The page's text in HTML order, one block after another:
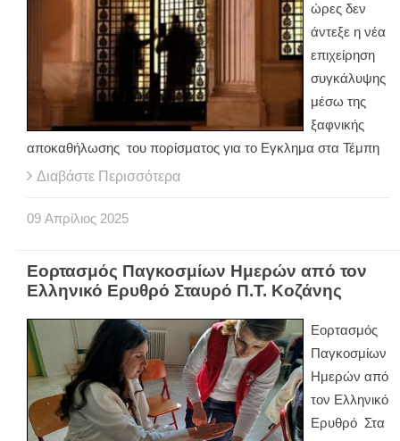
ώρες δεν
άντεξε η νέα
επιχείρηση
συγκάλυψης
μέσω της
ξαφνικής
αποκαθήλωσης του πορίσματος για το Εγκλημα στα Τέμπη
Διαβάστε Περισσότερα
09 Απρίλιος 2025
Εορτασμός Παγκοσμίων Ημερών από τον
Ελληνικό Ερυθρό Σταυρό Π.Τ. Κοζάνης
Εορτασμός
Παγκοσμίων
Ημερών από
τον Ελληνικό
Ερυθρό Στα